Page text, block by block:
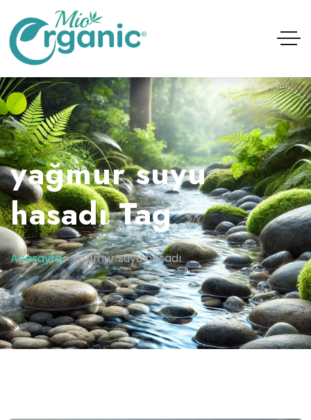
yağmur suyu
hasadı Tag
Anasayfa»yağmur suyu hasadı